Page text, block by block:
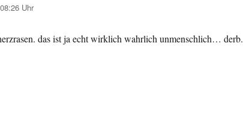
Uhr
das ist ja echt wirklich wahrlich unmenschlich… derb.